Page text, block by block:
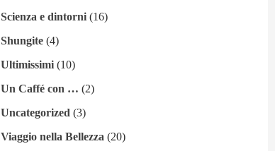
Scienza e dintorni(16)
Shungite(4)
Ultimissimi(10)
Un Caffé con … (2)
Uncategorized(3)
Viaggio nella Bellezza(20)